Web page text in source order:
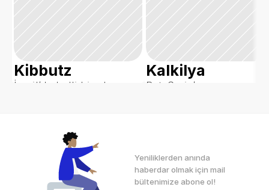
Kibbutz
İsrail’de belli bir alana
faydalandığı tarım
alanları/yerleşkelerdir.
Kalkilya
Batı Şeria’nın
Yeniliklerden anında
haberdar olmak için mail
bültenimize abone ol!